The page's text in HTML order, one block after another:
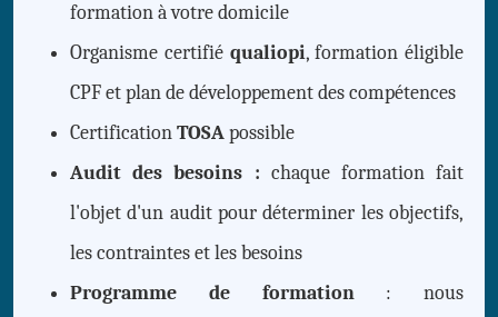
formation à votre domicile
Organisme certifié qualiopi, formation éligible
CPF et plan de développement des compétences
CertificationTOSApossible
Audit des besoins : chaque formation fait
l'objet d'un audit pour déterminer les objectifs,
les contraintes et les besoins
Programme de formation: nous